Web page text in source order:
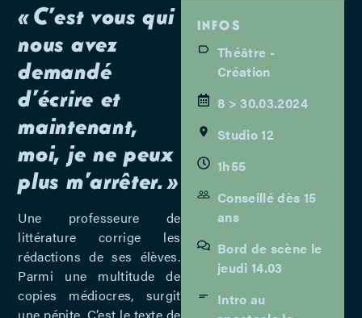
« C’est vous qui
nous avez
demandé
d’écrire et
maintenant,
moi, je ne peux
plus m’arrêter. »
Une professeure de
littérature corrige les
rédactions de ses élèves.
Parmi une multitude de
copies médiocres, surgit
une pépite. C’est le texte de
INFOS
Théâtre -
Création
8 > 30.03.2024
Studio 12
1h55
Conseillé dès 15
ans
Bord de scène le
jeudi 14.03
Intro au